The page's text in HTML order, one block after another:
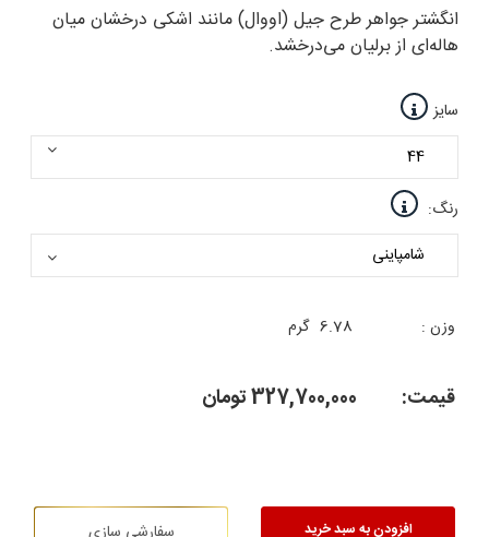
انگشتر جواهر طرح جیل (اووال) مانند اشکی درخشان میان
هاله‌ای از برلیان می‌درخشد.
سایز
رنگ:
وزن : 6.78 گرم
قیمت: 327,700,000تومان
افزودن به سبد خرید